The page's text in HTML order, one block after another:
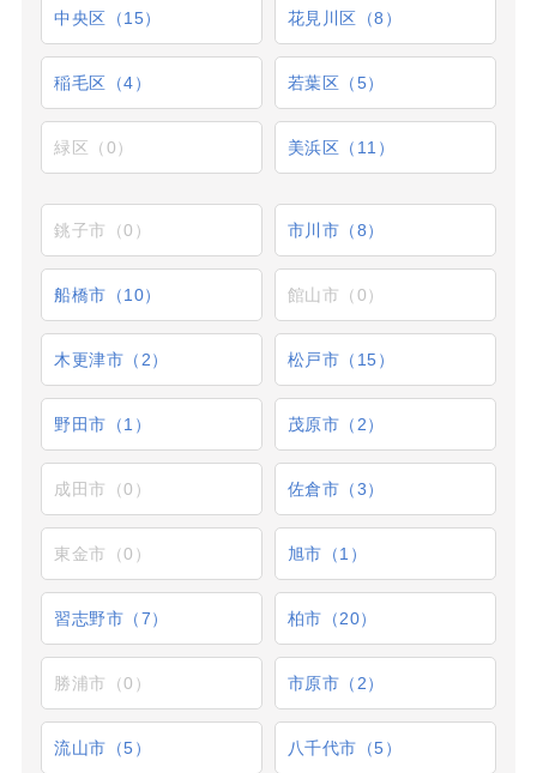
中央区（15） 花見川区（8）
稲毛区（4） 若葉区（5）
緑区（0） 美浜区（11）
銚子市（0） 市川市（8）
船橋市（10） 館山市（0）
木更津市（2） 松戸市（15）
野田市（1） 茂原市（2）
成田市（0） 佐倉市（3）
東金市（0） 旭市（1）
習志野市（7） 柏市（20）
勝浦市（0） 市原市（2）
流山市（5） 八千代市（5）